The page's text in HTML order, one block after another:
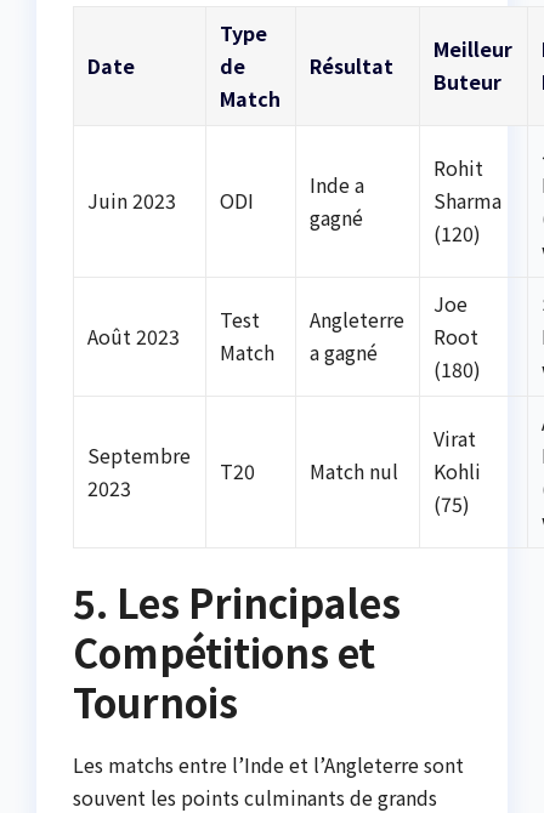
Date
Type
de
Match
Résultat
Meilleur
Buteur
Juin 2023 ODI
Inde a
gagné
Rohit
Sharma
(120)
Août 2023
Test
Match
Angleterre
a gagné
Joe
Root
(180)
Septembre
2023
T20 Match nul
Virat
Kohli
(75)
5. Les Principales
Compétitions et
Tournois
Les matchs entre l’Inde et l’Angleterre sont
souvent les points culminants de grands